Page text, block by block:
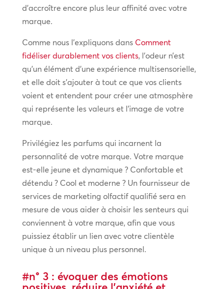
d’accroître encore plus leur affinité avec votre
marque.
Comme nous l’expliquons dans Comment
fidéliser durablement vos clients, l’odeur n’est
qu’un élément d’une expérience multisensorielle,
et elle doit s’ajouter à tout ce que vos clients
voient et entendent pour créer une atmosphère
qui représente les valeurs et l’image de votre
marque.
Privilégiez les parfums qui incarnent la
personnalité de votre marque. Votre marque
est-elle jeune et dynamique ? Confortable et
détendu ? Cool et moderne ? Un fournisseur de
services de marketing olfactif qualifié sera en
mesure de vous aider à choisir les senteurs qui
conviennent à votre marque, afin que vous
puissiez établir un lien avec votre clientèle
unique à un niveau plus personnel.
#n° 3 : évoquer des émotions